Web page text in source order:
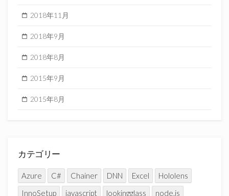
2018年11月
2018年9月
2018年8月
2015年9月
2015年8月
カテゴリー
Azure C# Chainer DNN Excel
Hololens
InnoSetup
javascript lookingglass node.js